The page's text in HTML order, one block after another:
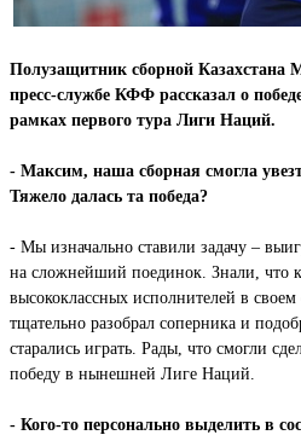
Полузащитник сборной
пресс-службе КФФ рассказал о
рамках первого тура Лиги Наций.
- Максим, наша сборная смогла
Тяжело далась та победа?
- Мы изначально ставили задачу –
на сложнейший поединок. Знали, что
высококлассных исполнителей в
тщательно разобрал соперника и
старались играть. Рады, что смогли
победу в нынешней Лиге Наций.
- Кого-то персонально выделить в